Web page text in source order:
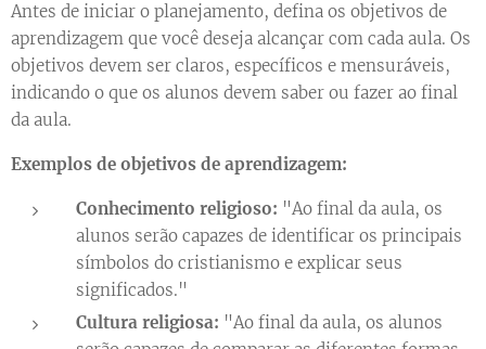
Antes de iniciar o planejamento, defina os objetivos de
aprendizagem que você deseja alcançar com cada aula. Os
objetivos devem ser claros, específicos e mensuráveis,
indicando o que os alunos devem saber ou fazer ao final
da aula.
Exemplos de objetivos de aprendizagem:
Conhecimento religioso: "Ao final da aula, os
alunos serão capazes de identificar os principais
símbolos do cristianismo e explicar seus
significados."
Cultura religiosa: "Ao final da aula, os alunos